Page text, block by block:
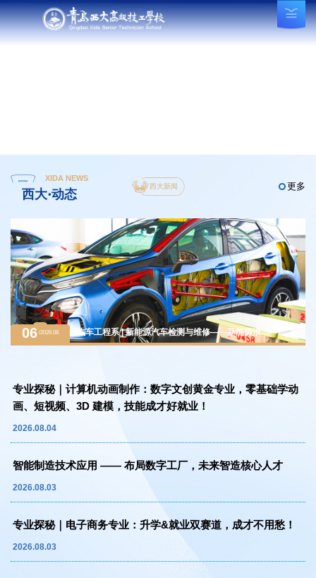
XIDA NEWS
西大·动态
西大新闻 更多
06 /2026.08
汽车工程系 | 新能源汽车检测与维修——新能源浪潮
下的黄金赛道，万亿级汽车后市场紧缺人才
专业探秘｜计算机动画制作：数字文创黄金专业，零基础学动
画、短视频、3D 建模，技能成才好就业！
2026.08.04
智能制造技术应用 —— 布局数字工厂，未来智造核心人才
2026.08.03
专业探秘｜电子商务专业：升学&就业双赛道，成才不用愁！
2026.08.03